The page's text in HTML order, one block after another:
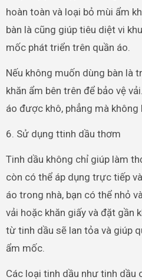
hoàn toàn và loại bỏ mùi ẩm
bàn là cũng giúp tiêu diệt vi
mốc phát triển trên quần áo.
Nếu không muốn dùng bàn là
khăn ẩm bên trên để bảo vệ
áo được khô, phẳng mà không
6. Sử dụng ttinh dầu thơm
Tinh dầu không chỉ giúp làm
còn có thể áp dụng trực tiếp
áo trong nhà, bạn có thể nhỏ
vải hoặc khăn giấy và đặt gần
từ tinh dầu sẽ lan tỏa và giúp
ẩm mốc.
Các loại tinh dầu như tinh dầu